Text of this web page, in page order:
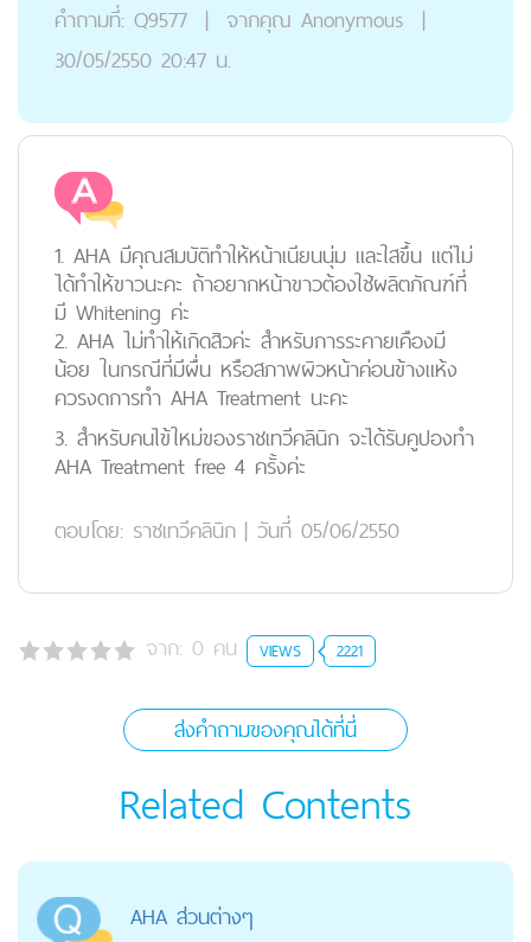
คำถามที่: Q9577 | จากคุณ Anonymous |
30/05/2550 20:47 น.
1. AHA มีคุณสมบัติทำให้หน้าเนียนนุ่ม และใสขึ้น แต่ไม่
ได้ทำให้ขาวนะคะ ถ้าอยากหน้าขาวต้องใช้ผลิตภัณฑ์ที่
มี Whitening ค่ะ
2. AHA ไม่ทำให้เกิดสิวค่ะ สำหรับการระคายเคืองมี
น้อย ในกรณีที่มีผื่น หรือสภาพผิวหน้าค่อนข้างแห้ง
ควรงดการทำ AHA Treatment นะคะ
3. สำหรับคนไข้ใหม่ของราชเทวีคลินิก จะได้รับคูปองทำ
AHA Treatment free 4 ครั้งค่ะ
ตอบโดย: ราชเทวีคลินิก | วันที่ 05/06/2550
จาก: 0 คน VIEWS 2221
ส่งคำถามของคุณได้ที่นี่
Related Contents
AHA ส่วนต่างๆ